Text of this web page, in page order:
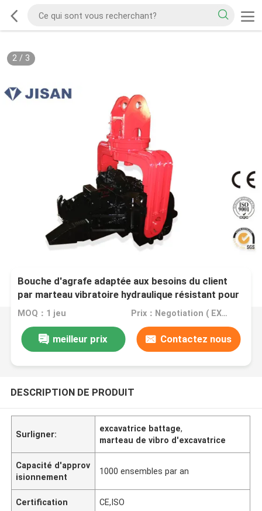
2/ 3
Bouche d'agrafe adaptée aux besoins du client
par marteau vibratoire hydraulique résistant pour
la pile de feuille de 12 mètres
MOQ：1 jeu Prix：Negotiation ( EXW , FOB or CIF price )
meilleur prix Contactez nous
DESCRIPTION DE PRODUIT
Surligner:
excavatrice battage,
marteau de vibro d'excavatrice
Capacité d'approv
isionnement
1000 ensembles par an
Certification CE,ISO